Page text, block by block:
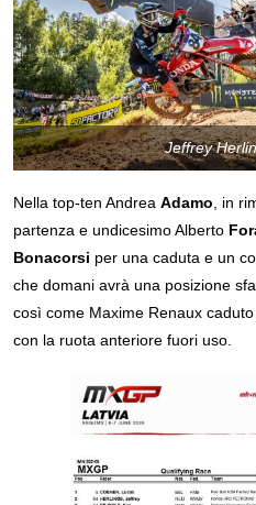
Jeffrey
Nella top-ten AndreaAdamo, in
partenza e undicesimo Alberto
Bonacorsi per una caduta e un
che domani avrà una posizione
così come Maxime Renaux
con la ruota anteriore fuori uso.